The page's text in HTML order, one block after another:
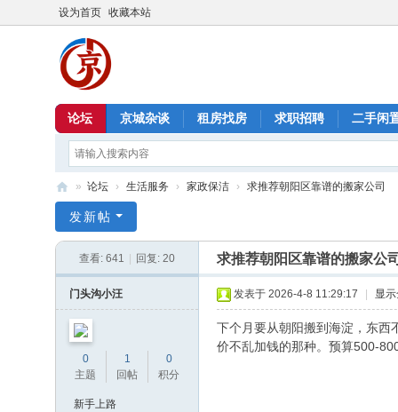
设为首页 收藏本站
论坛 京城杂谈 租房找房 求职招聘 二手闲
京
» 论坛 › 生活服务 › 家政保洁 › 求推荐朝阳区靠谱的搬家公司
发新帖
查看: 641 回复: 20 求推荐朝阳区靠谱的搬家公
门头沟小汪
0
主题
1
回帖
0
积分
新手上路
发表于 2026-4-8 11:29:17 显
下个月要从朝阳搬到海淀，东西
价不乱加钱的那种。预算500-